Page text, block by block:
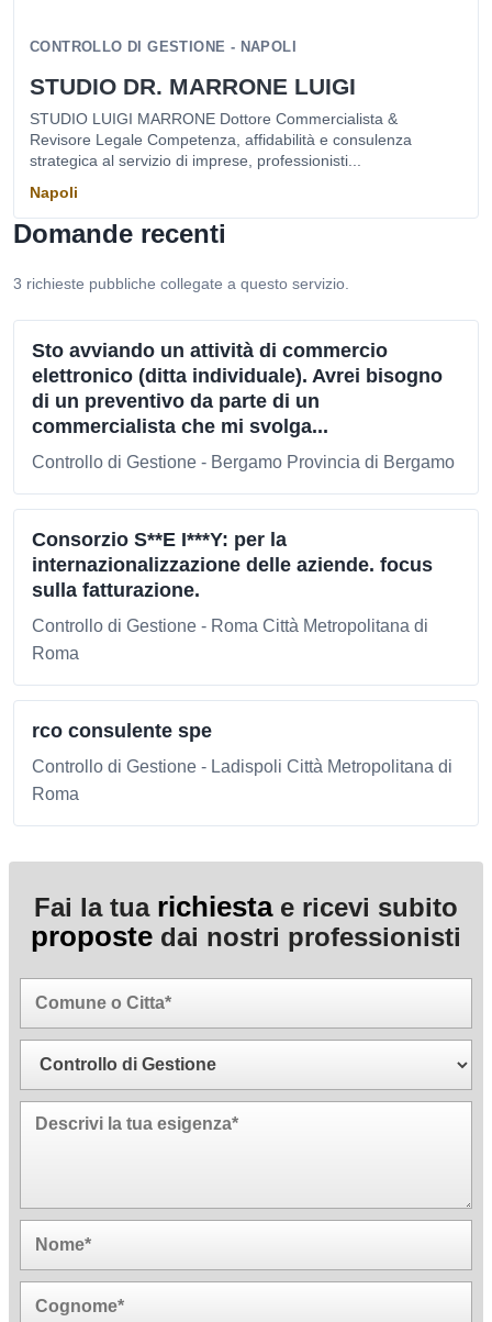
CONTROLLO DI GESTIONE - NAPOLI
STUDIO DR. MARRONE LUIGI
STUDIO LUIGI MARRONE Dottore Commercialista &
Revisore Legale Competenza, affidabilità e consulenza
strategica al servizio di imprese, professionisti...
Napoli
Domande recenti
3 richieste pubbliche collegate a questo servizio.
Sto avviando un attività di commercio
elettronico (ditta individuale). Avrei bisogno
di un preventivo da parte di un
commercialista che mi svolga...
Controllo di Gestione - Bergamo Provincia di Bergamo
Consorzio S**E I***Y: per la
internazionalizzazione delle aziende. focus
sulla fatturazione.
Controllo di Gestione - Roma Città Metropolitana di
Roma
rco consulente spe
Controllo di Gestione - Ladispoli Città Metropolitana di
Roma
Fai la tua richiestae ricevi subito
proposte dai nostri professionisti